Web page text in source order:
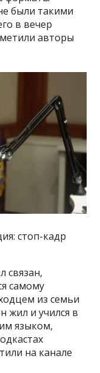
были такими
в вечер
авторы
стоп-кадр
связан,
самому
из семьи
жил и учился в
языком,
на канале